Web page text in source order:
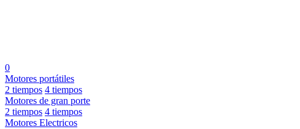
0
Motores portátiles
2 tiempos 4 tiempos
Motores de gran porte
2 tiempos 4 tiempos
Motores Electricos